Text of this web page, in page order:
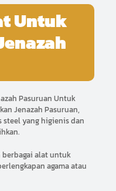
Untuk
Untuk
Jenazah Pasuruan,
yang higienis dan
berbagai alat untuk
agama atau